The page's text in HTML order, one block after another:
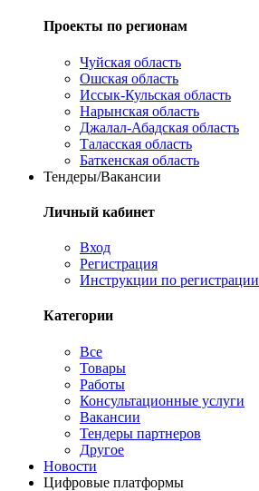
Проекты по регионам
Чуйская область
Ошская область
Иссык-Кульская область
Нарынская область
Джалал-Абадская область
Таласская область
Баткенская область
Тендеры/Вакансии
Личный кабинет
Вход
Регистрация
Инструкции по регистрации
Категории
Все
Товары
Работы
Консультационные услуги
Вакансии
Тендеры партнеров
Другое
Новости
Цифровые платформы